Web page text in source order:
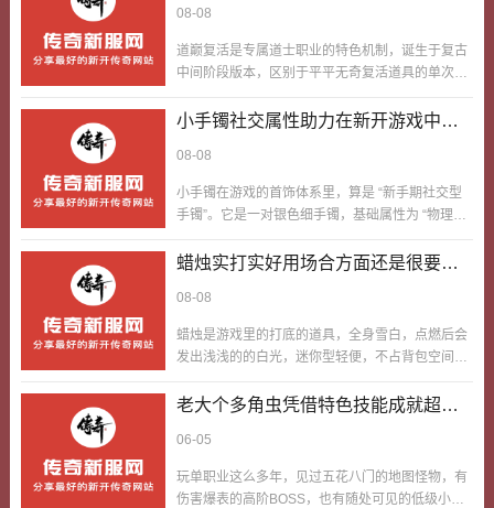
能，老鼻子玩家都栽在这一步。我第一次闯关的
对路子战士，其实不然，法师得要当心点用自己的
抗拒光环的攻击，而青铜斧，能混子位法师更顶地
发挥抗拒光环的用处。我前期玩法师的时候，经常
小怪近身秒掉，后来我碰巧获得一把青铜斧，试着
配一起抗拒光环用，才发现，法师得要当心…
08-08
道巅复活是专属道士职业的特色机制，诞生于复古
中间阶段版本，区别于平平无奇复活道具的单次起
合得来道士能奶能召唤、拿手拉扯消耗的职业特
眼炸场输出、速战速决，很少有人深耕续航玩法，
而吃透这套机制的道士玩家，总能在各类对局和开
荒场景中稳占上风，成为让人头疼的存在。我刚玩
了。后来没事就泡在游戏论坛，看各路老油条玩家
分享实战经验、练级技巧，慢慢摸索出属于自…
小手镯社交属性助力在新开游戏中快
08-08
小手镯在游戏的首饰体系里，算是 “新手期社交型
手镯”。它是一对银色细手镯，基础属性为 “物理防
功能 —— 佩戴后，在 “附近玩家” 列表中，会优先
专属消息，快速找到其他新手玩家。在新开的游戏
服务器中，多数新手玩家都会佩戴小手镯过渡，借
助它的社交属性，能够在新开这个游戏当中更快速
展人脉，是在 “新区开放” 当天。那会儿我刚创建战
士角色，购买小手镯佩…
蜡烛实打实好用场合方面还是很要命
08-08
蜡烛是游戏里的打底的道具，全身雪白，点燃后会
发出浅浅的的白光，迷你型轻便，不占背包空间，
里的迷雾，获取难度低到离谱，新手村NPC处就能
款道具看着平平无奇，却少了不行，场合方面还是
很要命的性的一种类型，不一样场合用蜡烛，能发
挥不一样的用处。我刚玩这款游戏的时候，不知道
老大个多角虫凭借特色技能成就超强
06-05
玩单职业这么多年，见过五花八门的地图怪物，有
伤害爆表的高阶BOSS，也有随处可见的低级小